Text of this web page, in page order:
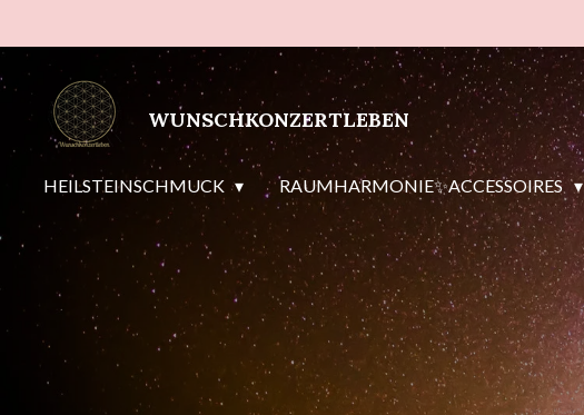
Hauptinhalt
springen
WUNSCHKONZERTLEBEN
HEILSTEINSCHMUCK RAUMHARMONIE✨ACCESSOIRES